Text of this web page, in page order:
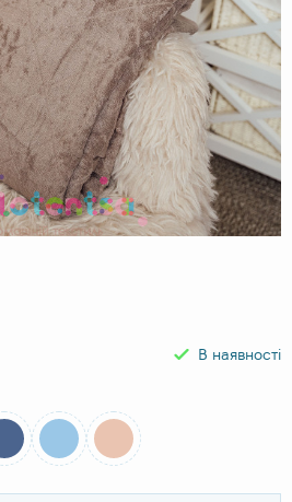
В наявності